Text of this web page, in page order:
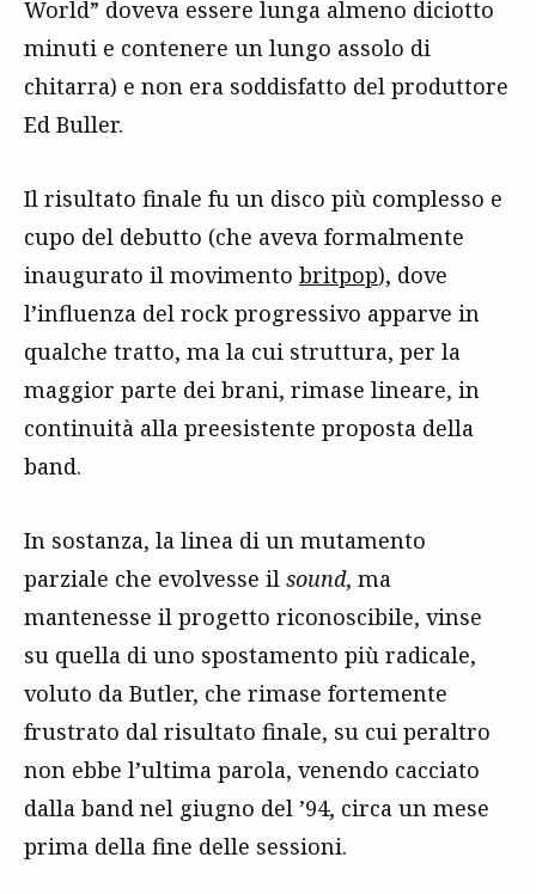
World” doveva essere lunga almeno diciotto
minuti e contenere un lungo assolo di
chitarra) e non era soddisfatto del produttore
Ed Buller.
Il risultato finale fu un disco più complesso e
cupo del debutto (che aveva formalmente
inaugurato il movimento britpop), dove
l’influenza del rock progressivo apparve in
qualche tratto, ma la cui struttura, per la
maggior parte dei brani, rimase lineare, in
continuità alla preesistente proposta della
band.
In sostanza, la linea di un mutamento
parziale che evolvesse il sound, ma
mantenesse il progetto riconoscibile, vinse
su quella di uno spostamento più radicale,
voluto da Butler, che rimase fortemente
frustrato dal risultato finale, su cui peraltro
non ebbe l’ultima parola, venendo cacciato
dalla band nel giugno del ’94, circa un mese
prima della fine delle sessioni.